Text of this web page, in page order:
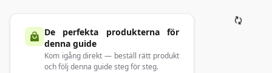
De perfekta produkterna för
denna guide
Kom igång direkt — beställ rätt produkt
och följ denna guide steg för steg.